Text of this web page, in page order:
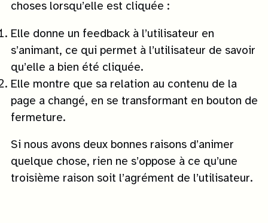
choses lorsqu’elle est cliquée :
Elle donne un feedback à l’utilisateur en
s’animant, ce qui permet à l’utilisateur de savoir
qu’elle a bien été cliquée.
Elle montre que sa relation au contenu de la
page a changé, en se transformant en bouton de
fermeture.
Si nous avons deux bonnes raisons d’animer
quelque chose, rien ne s’oppose à ce qu’une
troisième raison soit l’agrément de l’utilisateur.